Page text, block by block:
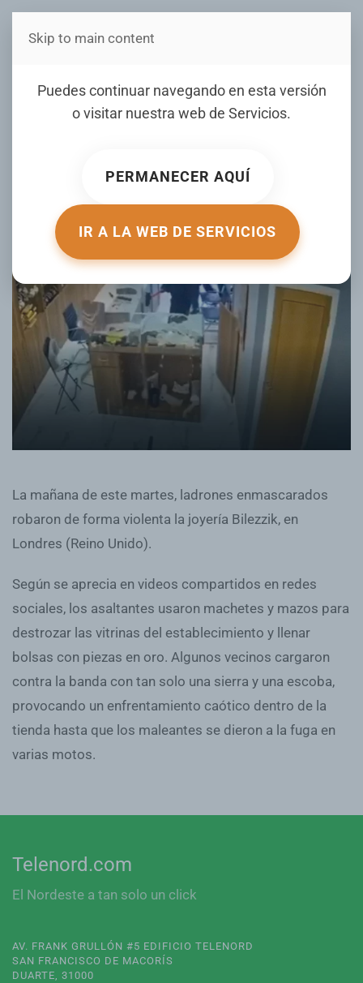
Estás en Telenord Medios
Puedes continuar navegando en esta versión
o visitar nuestra web de Servicios.
PERMANECER AQUÍ
IR A LA WEB DE SERVICIOS
Skip to main content
Machetes vs. escoba: robo
'de película' en una joyería a
ESCRITO POR ACTUALIDAD.RT.COM EL28 FEBRERO 2026
La mañana de este martes, ladrones enmascarados
robaron de forma violenta la joyería Bilezzik, en
Londres (Reino Unido).
Según se aprecia en videos compartidos en redes
sociales, los asaltantes usaron machetes y mazos para
destrozar las vitrinas del establecimiento y llenar
bolsas con piezas en oro. Algunos vecinos cargaron
contra la banda con tan solo una sierra y una escoba,
provocando un enfrentamiento caótico dentro de la
tienda hasta que los maleantes se dieron a la fuga en
varias motos.
Telenord.com
El Nordeste a tan solo un click
AV. FRANK GRULLÓN #5 EDIFICIO TELENORD
SAN FRANCISCO DE MACORÍS
DUARTE, 31000